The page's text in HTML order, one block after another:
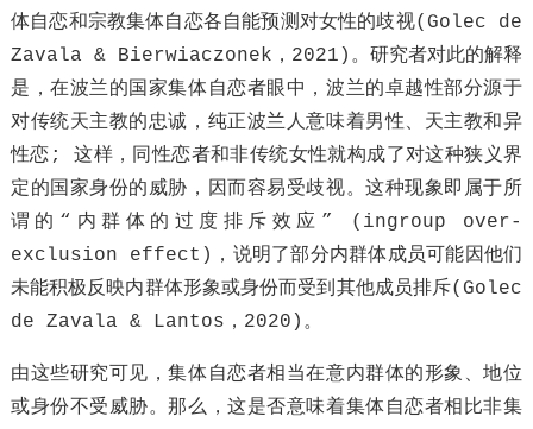
体自恋和宗教集体自恋各自能预测对女性的歧视(Golec de
Zavala & Bierwiaczonek，2021)。研究者对此的解释
是，在波兰的国家集体自恋者眼中，波兰的卓越性部分源于
对传统天主教的忠诚，纯正波兰人意味着男性、天主教和异
性恋; 这样，同性恋者和非传统女性就构成了对这种狭义界
定的国家身份的威胁，因而容易受歧视。这种现象即属于所
谓的“内群体的过度排斥效应” (ingroup over-
exclusion effect)，说明了部分内群体成员可能因他们
未能积极反映内群体形象或身份而受到其他成员排斥(Golec
de Zavala & Lantos，2020)。
由这些研究可见，集体自恋者相当在意内群体的形象、地位
或身份不受威胁。那么，这是否意味着集体自恋者相比非集